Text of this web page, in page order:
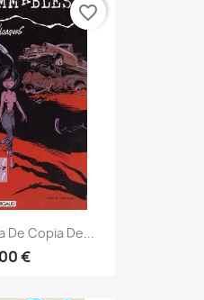
De Copia De...
€
favorite_border